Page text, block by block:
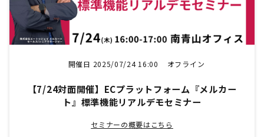
開催日 2025/07/24 16:00 オフライン
【7/24対面開催】ECプラットフォーム『メルカー
ト』標準機能リアルデモセミナー
セミナーの概要はこちら